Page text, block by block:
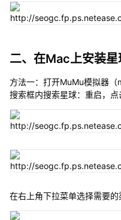
二、在Mac上安装星
方法一：打开MuMu模拟器
搜索框内搜索星球：重启，点
在右上角下拉菜单选择需要的